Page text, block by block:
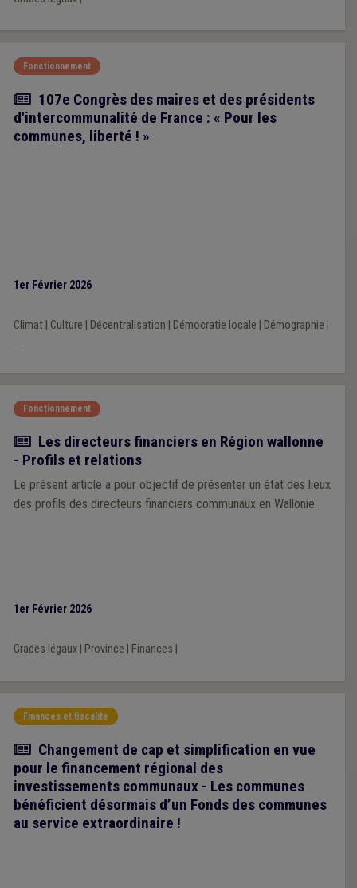
Fonctionnement
Article
107e Congrès des maires et des présidents
d'intercommunalité de France : « Pour les
communes, liberté ! »
1er Février 2026
Climat| Culture Décentralisation Démocratie locale Démographie
...
Fonctionnement
Article
Les directeurs financiers en Région wallonne
- Profils et relations
Le présent article a pour objectif de présenter un état des lieux
des profils des directeurs financiers communaux en Wallonie.
1er Février 2026
Grades légaux| Province Finances
Finances et fiscalité
Article
Changement de cap et simplification en vue
pour le financement régional des
investissements communaux - Les communes
bénéficient désormais d’un Fonds des communes
au service extraordinaire !